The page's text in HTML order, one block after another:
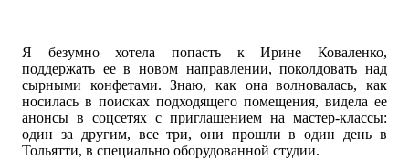
Я безумно хотела попасть к Ирине Коваленко,
поддержать ее в новом направлении, поколдовать над
сырными конфетами. Знаю, как она волновалась, как
носилась в поисках подходящего помещения, видела ее
анонсы в соцсетях с приглашением на мастер-классы:
один за другим, все три, они прошли в один день в
Тольятти, в специально оборудованной студии.